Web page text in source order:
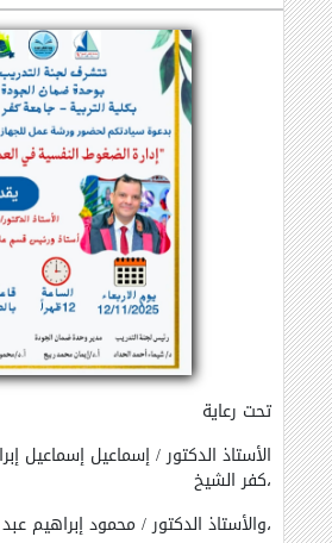
تحت رعاية
الأستاذ الدكتور / إسماعيل إسماعيل
كفر الشيخ،
والأستاذ الدكتور / محمود إبراهيم عبد العزيز – عميد الكلية،